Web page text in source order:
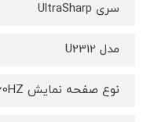
سری UltraSharp
مدل U2312
نوع صفحه نمایش LED 60HZ